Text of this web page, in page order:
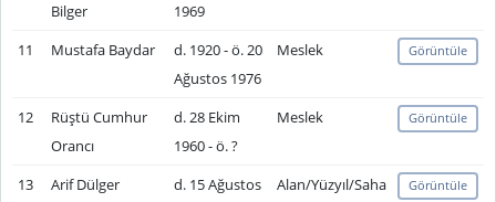
Bilger
1969
11 Mustafa Baydar
d. 1920 - ö. 20
Ağustos 1976
Meslek Görüntüle
12
Rüştü Cumhur
Orancı
d. 28 Ekim
1960 - ö. ?
Meslek Görüntüle
13 Arif Dülger
d. 15 Ağustos
Alan/Yüzyıl/Saha Görüntüle